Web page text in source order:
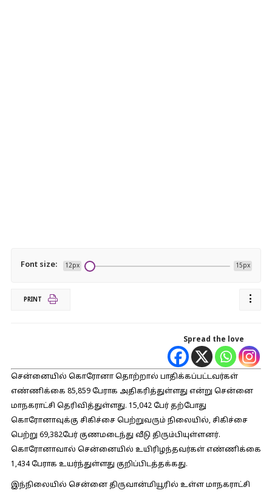
Font size: 12px 15px
PRINT
Spread the love
சென்னையில் கொரோனா தொற்றால் பாதிக்கப்பட்டவர்கள்
எண்ணிக்கை 85,859 பேராக அதிகரித்துள்ளது என்று சென்னை
மாநகராட்சி தெரிவித்துள்ளது. 15,042 பேர் தற்போது
கொரோனாவுக்கு சிகிச்சை பெற்றுவரும் நிலையில், சிகிச்சை
பெற்று 69,382பேர் குணமடைந்து வீடு திரும்பியுள்ளனர்.
கொரோனாவால் சென்னையில் உயிரிழந்தவர்கள் எண்ணிக்கை
1,434 பேராக உயர்ந்துள்ளது குறிப்பிடத்தக்கது.
இந்நிலையில் சென்னை திருவான்மியூரில் உள்ள மாநகராட்சி